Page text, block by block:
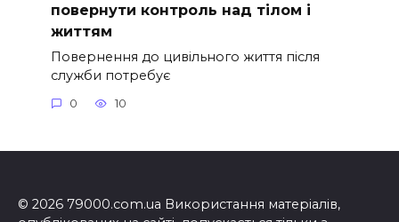
повернути контроль над тілом і
життям
Повернення до цивільного життя після
служби потребує
0 10
© 2026 79000.com.ua Використання матеріалів,